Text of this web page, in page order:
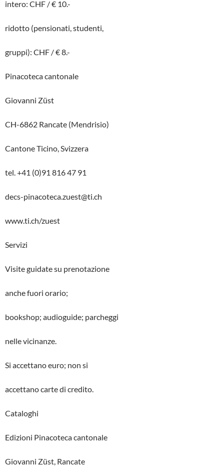
intero: CHF / € 10.-
ridotto (pensionati, studenti,
gruppi): CHF / € 8.-
Pinacoteca cantonale
Giovanni Züst
CH-6862 Rancate (Mendrisio)
Cantone Ticino, Svizzera
tel. +41 (0)91 816 47 91
decs-pinacoteca.zuest@ti.ch
www.ti.ch/zuest
Servizi
Visite guidate su prenotazione
anche fuori orario;
bookshop; audioguide; parcheggi
nelle vicinanze.
Si accettano euro; non si
accettano carte di credito.
Cataloghi
Edizioni Pinacoteca cantonale
Giovanni Züst, Rancate